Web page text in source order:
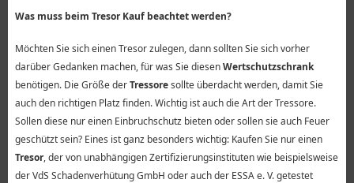
Was muss beim Tresor Kauf beachtet werden?
Möchten Sie sich einen Tresor zulegen, dann sollten Sie sich vorher
darüber Gedanken machen, für was Sie diesenWertschutzschrank
benötigen. Die Größe derTressoresollte überdacht werden, damit Sie
auch den richtigen Platz finden. Wichtig ist auch die Art der Tressore.
Sollen diese nur einen Einbruchschutz bieten oder sollen sie auch Feuer
geschützt sein? Eines ist ganz besonders wichtig: Kaufen Sie nur einen
Tresor, der von unabhängigen Zertifizierungsinstituten wie beispielsweise
der VdS Schadenverhütung GmbH oder auch der ESSA e. V. getestet